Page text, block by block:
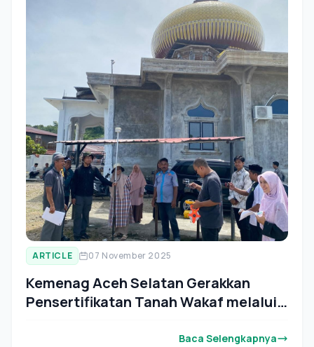
ARTICLE 07 November 2025
Kemenag Aceh Selatan Gerakkan
Pensertifikatan Tanah Wakaf melalui
Baca Selengkapnya